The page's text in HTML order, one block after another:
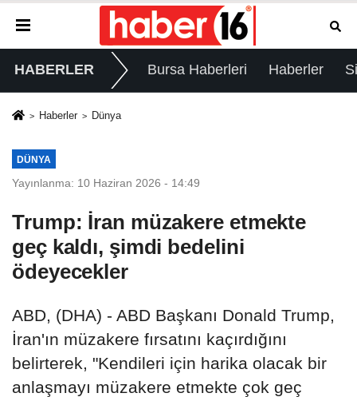
HABERLER Bursa Haberleri Haberler
Haberler Dünya
DÜNYA
Yayınlanma: 10 Haziran 2026 - 14:49
Trump: İran müzakere etmekte
geç kaldı, şimdi bedelini
ödeyecekler
ABD, (DHA) - ABD Başkanı Donald Trump,
İran'ın müzakere fırsatını kaçırdığını
belirterek, "Kendileri için harika olacak bir
anlaşmayı müzakere etmekte çok geç